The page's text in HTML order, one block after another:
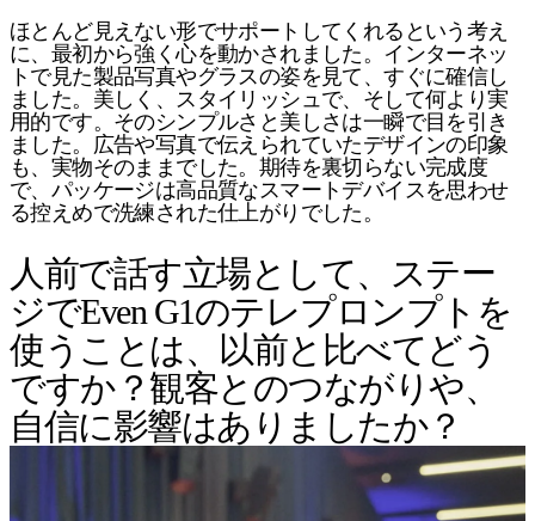
ほとんど見えない形でサポートしてくれるという考え
に、最初から強く心を動かされました。インターネッ
トで見た製品写真やグラスの姿を見て、すぐに確信し
ました。美しく、スタイリッシュで、そして何より実
用的です。そのシンプルさと美しさは一瞬で目を引き
ました。広告や写真で伝えられていたデザインの印象
も、実物そのままでした。期待を裏切らない完成度
で、パッケージは高品質なスマートデバイスを思わせ
る控えめで洗練された仕上がりでした。
人前で話す立場として、ステー
ジでEven G1のテレプロンプトを
使うことは、以前と比べてどう
ですか？観客とのつながりや、
自信に影響はありましたか？